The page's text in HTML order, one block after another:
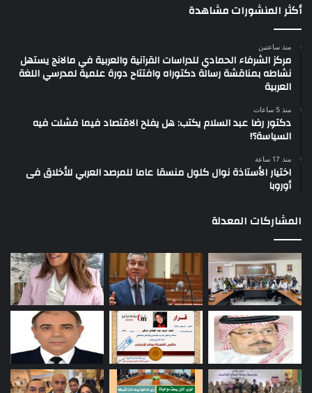
أكثر المنشورات مشاهدة
منذ ساعتين
مركز الشرفاء الحمادي للدراسات القرآنية والعربية في مالانج يستهل
نشاطه بمناقشة رسالة دكتوراه وافتتاح دورة علمية لمدرسي اللغة
العربية
منذ 5 ساعات
دكتور رضا عبد السلام يكتب: هل يفلح الاقتصاد فيما فشلت فيه
السياسة؟!
منذ 17 ساعة
اختيار الأستاذة نوال كلول منسقا عاما للمرصد العربي للأخلاق فى
أوروبا
المشاركات المعدلة